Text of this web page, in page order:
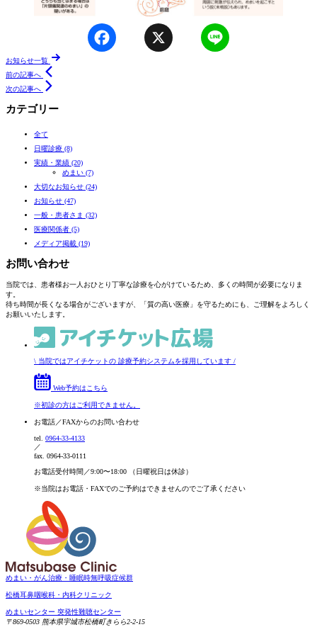
ページ送り
お知らせ一覧
前の記事へ
次の記事へ
カテゴリー
全て
日曜診療 (8)
実績・業績 (20)
めまい (7)
大切なお知らせ (24)
お知らせ (47)
一般・患者さま (32)
医療関係者 (5)
メディア掲載 (19)
お問い合わせ
当院では、患者様お一人おひとり丁寧な診療を心がけているため、多くの時間が必要になりま
す。
待ち時間が長くなる場合がございますが、「質の高い医療」を守るためにも、ご理解をよろしく
お願いいたします。
\ 当院ではアイチケットの 診療予約システムを採用しています /
Web予約はこちら
※初診の方はご利用できません。
お電話／FAXからのお問い合わせ
tel.
0964-33-4133
／
fax. 0964-33-0111
お電話受付時間／9:00〜18:00
（日曜祝日は休診）
※当院はお電話・FAXでのご予約はできませんのでご了承ください
めまい・がん治療・睡眠時無呼吸症候群
松橋耳鼻咽喉科・内科クリニック
めまいセンター 突発性難聴センター
〒869-0503 熊本県宇城市松橋町きらら2-2-15